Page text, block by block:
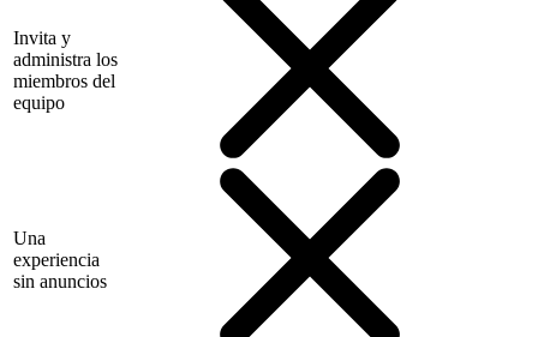
Invita y
administra los
miembros del
equipo
Una
experiencia
sin anuncios